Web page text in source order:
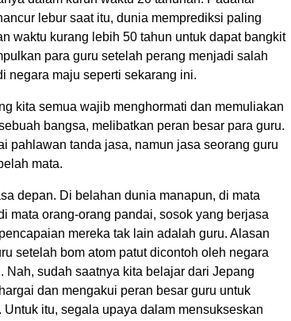
lebur saat itu, dunia memprediksi paling
waktu kurang lebih 50 tahun untuk dapat bangkit
para guru setelah perang menjadi salah
negara maju seperti sekarang ini.
kita semua wajib menghormati dan memuliakan
bangsa, melibatkan peran besar para guru.
pahlawan tanda jasa, namun jasa seorang guru
mata.
depan. Di belahan dunia manapun, di mata
mata orang-orang pandai, sosok yang berjasa
mereka tak lain adalah guru. Alasan
setelah bom atom patut dicontoh oleh negara
Nah, sudah saatnya kita belajar dari Jepang
dan mengakui peran besar guru untuk
itu, segala upaya dalam mensukseskan